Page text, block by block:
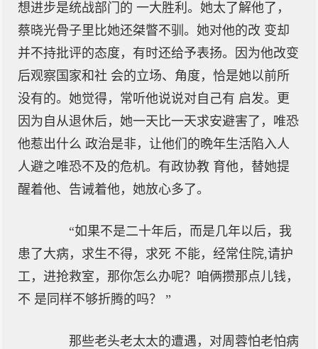
想进步是统战部门的 一大胜利。她太了解他了，
蔡晓光骨子里比她还桀瞥不驯。她对他的改 变却
并不持批评的态度，有时还给予表扬。因为他改变
后观察国家和社 会的立场、角度，恰是她以前所
没有的。她觉得，常听他说说对自己有 启发。更
因为自从退休后，她一天比一天求安避害了，唯恐
他惹出什么 政治是非，让他们的晩年生活陷入人
人避之唯恐不及的危机。有政协教 育他，替她提
醒着他、告诫着他，她放心多了。
“如果不是二十年后，而是几年以后，我
患了大病，求生不得，求死 不能，经常住院,请护
工，进抢救室，那你怎么办呢？咱俩攒那点儿钱，
不 是同样不够折腾的吗？ ”
那些老头老太太的遭遇，对周蓉怕老怕病